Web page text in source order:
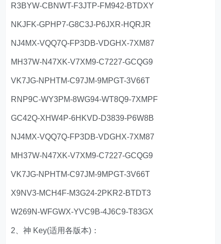
R3BYW-CBNWT-F3JTP-FM942-BTDXY
NKJFK-GPHP7-G8C3J-P6JXR-HQRJR
NJ4MX-VQQ7Q-FP3DB-VDGHX-7XM87
MH37W-N47XK-V7XM9-C7227-GCQG9
VK7JG-NPHTM-C97JM-9MPGT-3V66T
RNP9C-WY3PM-8WG94-WT8Q9-7XMPF
GC42Q-XHW4P-6HKVD-D3839-P6W8B
NJ4MX-VQQ7Q-FP3DB-VDGHX-7XM87
MH37W-N47XK-V7XM9-C7227-GCQG9
VK7JG-NPHTM-C97JM-9MPGT-3V66T
X9NV3-MCH4F-M3G24-2PKR2-BTDT3
W269N-WFGWX-YVC9B-4J6C9-T83GX
2、神 Key(适用各版本)：